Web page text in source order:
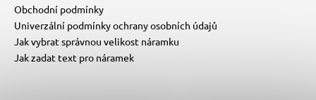
Obchodní podmínky
Univerzální podmínky ochrany osobních údajů
Jak vybrat správnou velikost náramku
Jak zadat text pro náramek